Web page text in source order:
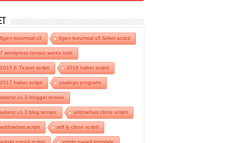
6gen kurumsal v3 6gen kurumsal v3 Şirket scripti
7 wordpress teması warez indir
2015 E Ticaret scripti 2016 haber scripti
2017 haber scripti aaalogo programı
adamz v1.3 blogger teması
adamz v1.3 blog teması addmefast clone scripti
addmefast scripti adf.ly clone scripti
admin paneli scripti admin paneli template